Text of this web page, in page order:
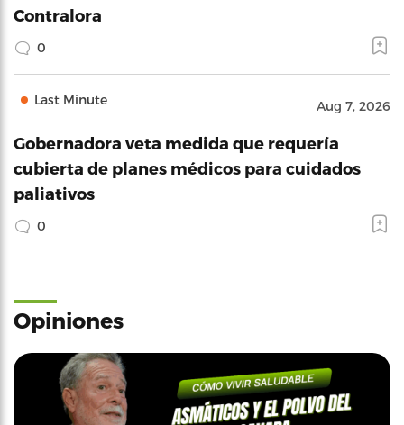
Contralora
0
Last Minute Aug 7, 2026
Gobernadora veta medida que requería
cubierta de planes médicos para cuidados
paliativos
0
Opiniones